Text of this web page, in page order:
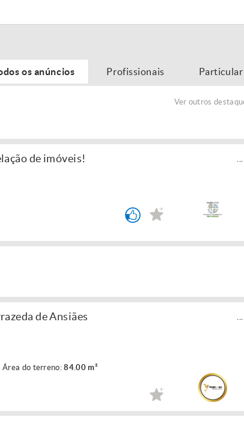
os anúncios Profissionais Particular
Ver outros
de imóveis!
de Ansiães
Área do terreno:84.00 m²